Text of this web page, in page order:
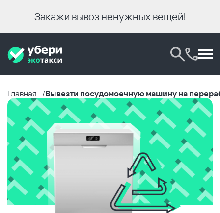
Закажи вывоз ненужных вещей!
Главная Вывезти посудомоечную машину на